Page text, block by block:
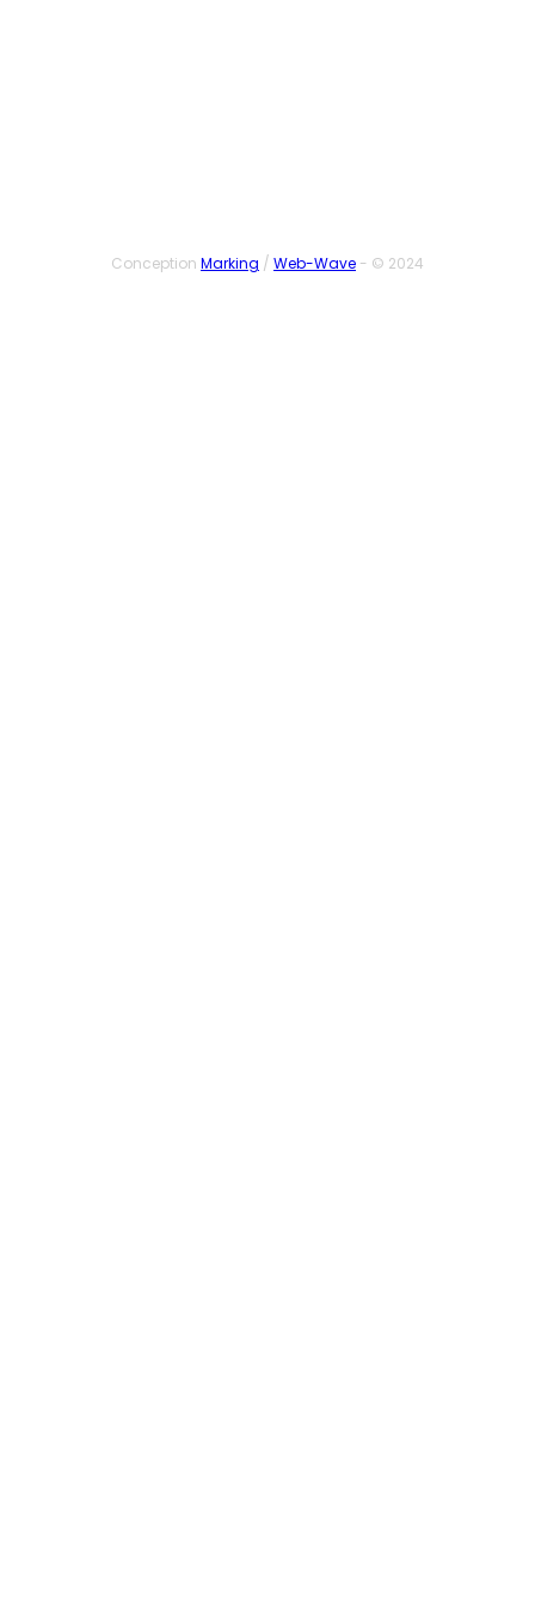
Conception Marking / Web-Wave - © 2024